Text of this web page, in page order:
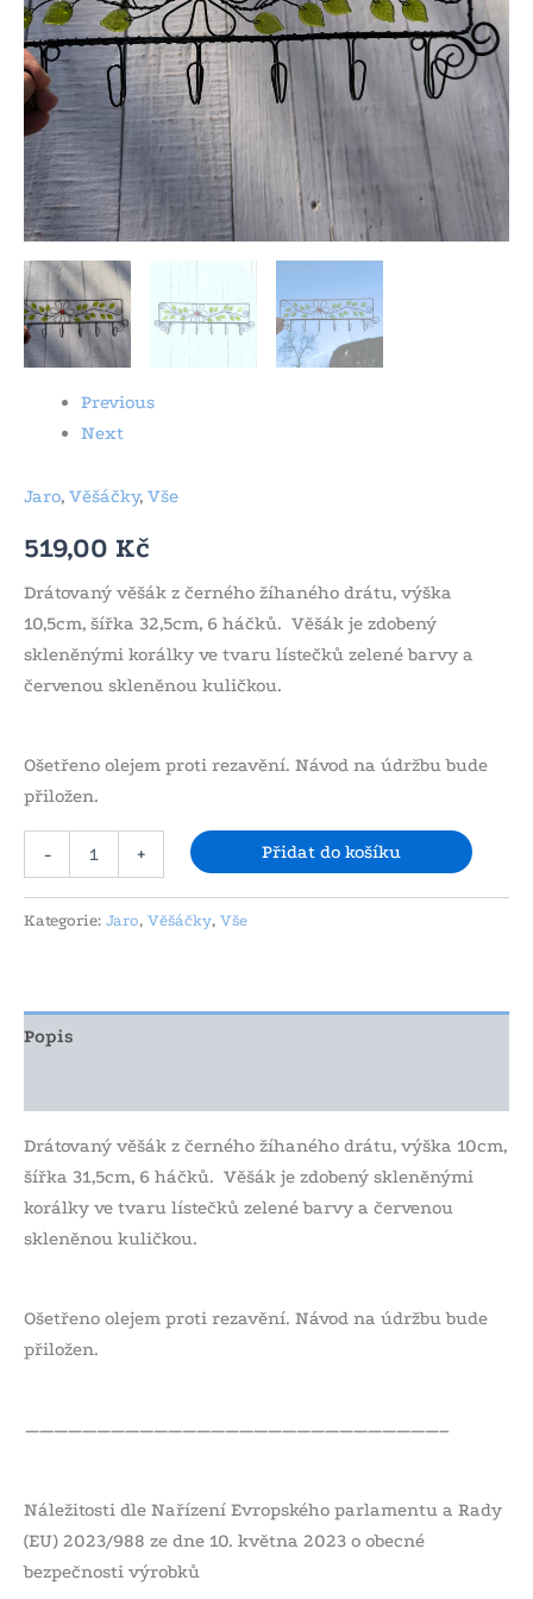
Previous
Next
Jaro, Věšáčky, Vše
519,00 Kč
Drátovaný věšák z černého žíhaného drátu, výška
10,5cm, šířka 32,5cm, 6 háčků. Věšák je zdobený
skleněnými korálky ve tvaru lístečků zelené barvy a
červenou skleněnou kuličkou.
Ošetřeno olejem proti rezavění. Návod na údržbu bude
přiložen.
- + Přidat do košíku
Kategorie: Jaro, Věšáčky, Vše
Popis
Drátovaný věšák z černého žíhaného drátu, výška 10cm,
šířka 31,5cm, 6 háčků. Věšák je zdobený skleněnými
korálky ve tvaru lístečků zelené barvy a červenou
skleněnou kuličkou.
Ošetřeno olejem proti rezavění. Návod na údržbu bude
přiložen.
—————————————————————————————–
Náležitosti dle Nařízení Evropského parlamentu a Rady
(EU) 2023/988 ze dne 10. května 2023 o obecné
bezpečnosti výrobků